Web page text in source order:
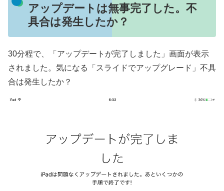
アップデートは無事完了した。不
具合は発生したか？
30分程で、「アップデートが完了しました」画面が表示
されました。気になる「スライドでアップグレード」不具
合は発生したか？